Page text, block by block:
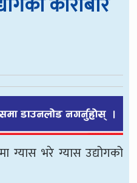
ग्यास भरे ग्यास उद्योगको